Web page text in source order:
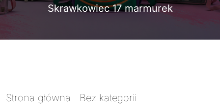
Skrawkowiec 17 marmurek
Strona główna Bez kategorii